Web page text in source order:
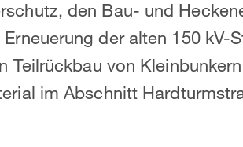
den Bau- und
der alten 150
Teilrückbau von
im Abschnitt